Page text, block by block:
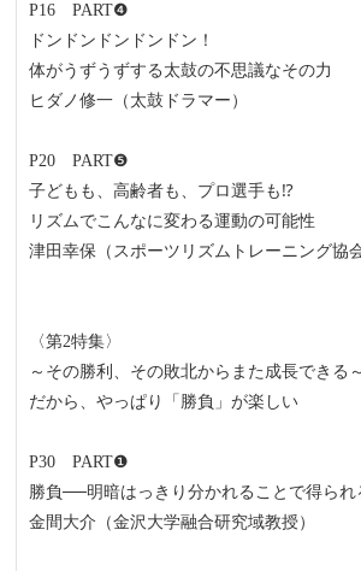
P16 PART❹
ドンドンドンドンドン！
体がうずうずする太鼓の不思議なその力
ヒダノ修一（太鼓ドラマー）
P20 PART❺
子どもも、高齢者も、プロ選手も⁉
リズムでこんなに変わる運動の可能性
津田幸保（スポーツリズムトレーニング協
〈第2特集〉
～その勝利、その敗北からまた成長できる～
だから、やっぱり「勝負」が楽しい
P30 PART❶
勝負──明暗はっきり分かれることで得られ
金間大介（金沢大学融合研究域教授）